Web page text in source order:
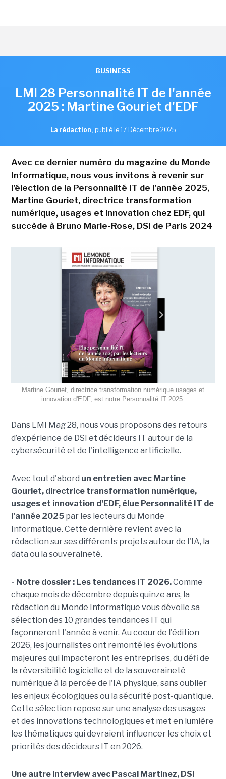
BUSINESS
LMI 28 Personnalité IT de l'année
2025 : Martine Gouriet d'EDF
La rédaction , publié le 17 Décembre 2025
Avec ce dernier numéro du magazine du Monde
Informatique, nous vous invitons à revenir sur
l'élection de la Personnalité IT de l'année 2025,
Martine Gouriet, directrice transformation
numérique, usages et innovation chez EDF, qui
succède à Bruno Marie-Rose, DSI de Paris 2024
Martine Gouriet, directrice transformation numérique usages et
innovation d'EDF, est notre Personnalité IT 2025.
Dans LMI Mag 28, nous vous proposons des retours
d’expérience de DSI et décideurs IT autour de la
cybersécurité et de l'intelligence artificielle.
Avec tout d'abord un entretien avec Martine
Gouriet, directrice transformation numérique,
usages et innovation d'EDF, élue Personnalité IT de
l'année 2025 par les lecteurs du Monde
Informatique. Cette dernière revient avec la
rédaction sur ses différents projets autour de l'IA, la
data ou la souveraineté.
- Notre dossier : Les tendances IT 2026.Comme
chaque mois de décembre depuis quinze ans, la
rédaction du Monde Informatique vous dévoile sa
sélection des 10 grandes tendances IT qui
façonneront l'année à venir. Au coeur de l'édition
2026, les journalistes ont remonté les évolutions
majeures qui impacteront les entreprises, du défi de
la réversibilité logicielle et de la souveraineté
numérique à la percée de l'IA physique, sans oublier
les enjeux écologiques ou la sécurité post-quantique.
Cette sélection repose sur une analyse des usages
et des innovations technologiques et met en lumière
les thématiques qui devraient influencer les choix et
priorités des décideurs IT en 2026.
Une autre interview avec Pascal Martinez, DSI